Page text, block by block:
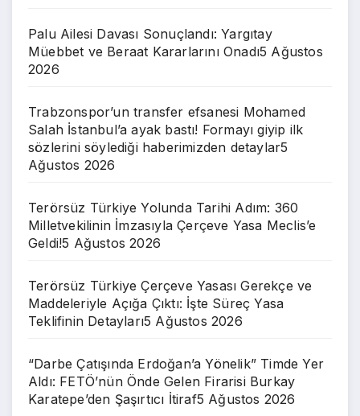
Palu Ailesi Davası Sonuçlandı: Yargıtay
Müebbet ve Beraat Kararlarını Onadı5 Ağustos
2026
Trabzonspor’un transfer efsanesi Mohamed
Salah İstanbul’a ayak bastı! Formayı giyip ilk
sözlerini söylediği haberimizden detaylar5
Ağustos 2026
Terörsüz Türkiye Yolunda Tarihi Adım: 360
Milletvekilinin İmzasıyla Çerçeve Yasa Meclis’e
Geldi!5 Ağustos 2026
Terörsüz Türkiye Çerçeve Yasası Gerekçe ve
Maddeleriyle Açığa Çıktı: İşte Süreç Yasa
Teklifinin Detayları5 Ağustos 2026
“Darbe Çatışında Erdoğan’a Yönelik” Timde Yer
Aldı: FETÖ’nün Önde Gelen Firarisi Burkay
Karatepe’den Şaşırtıcı İtiraf5 Ağustos 2026